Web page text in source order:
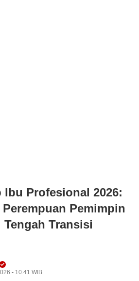
Ibu Profesional 2026:
Pemimpin
Transisi
- 10:41 WIB